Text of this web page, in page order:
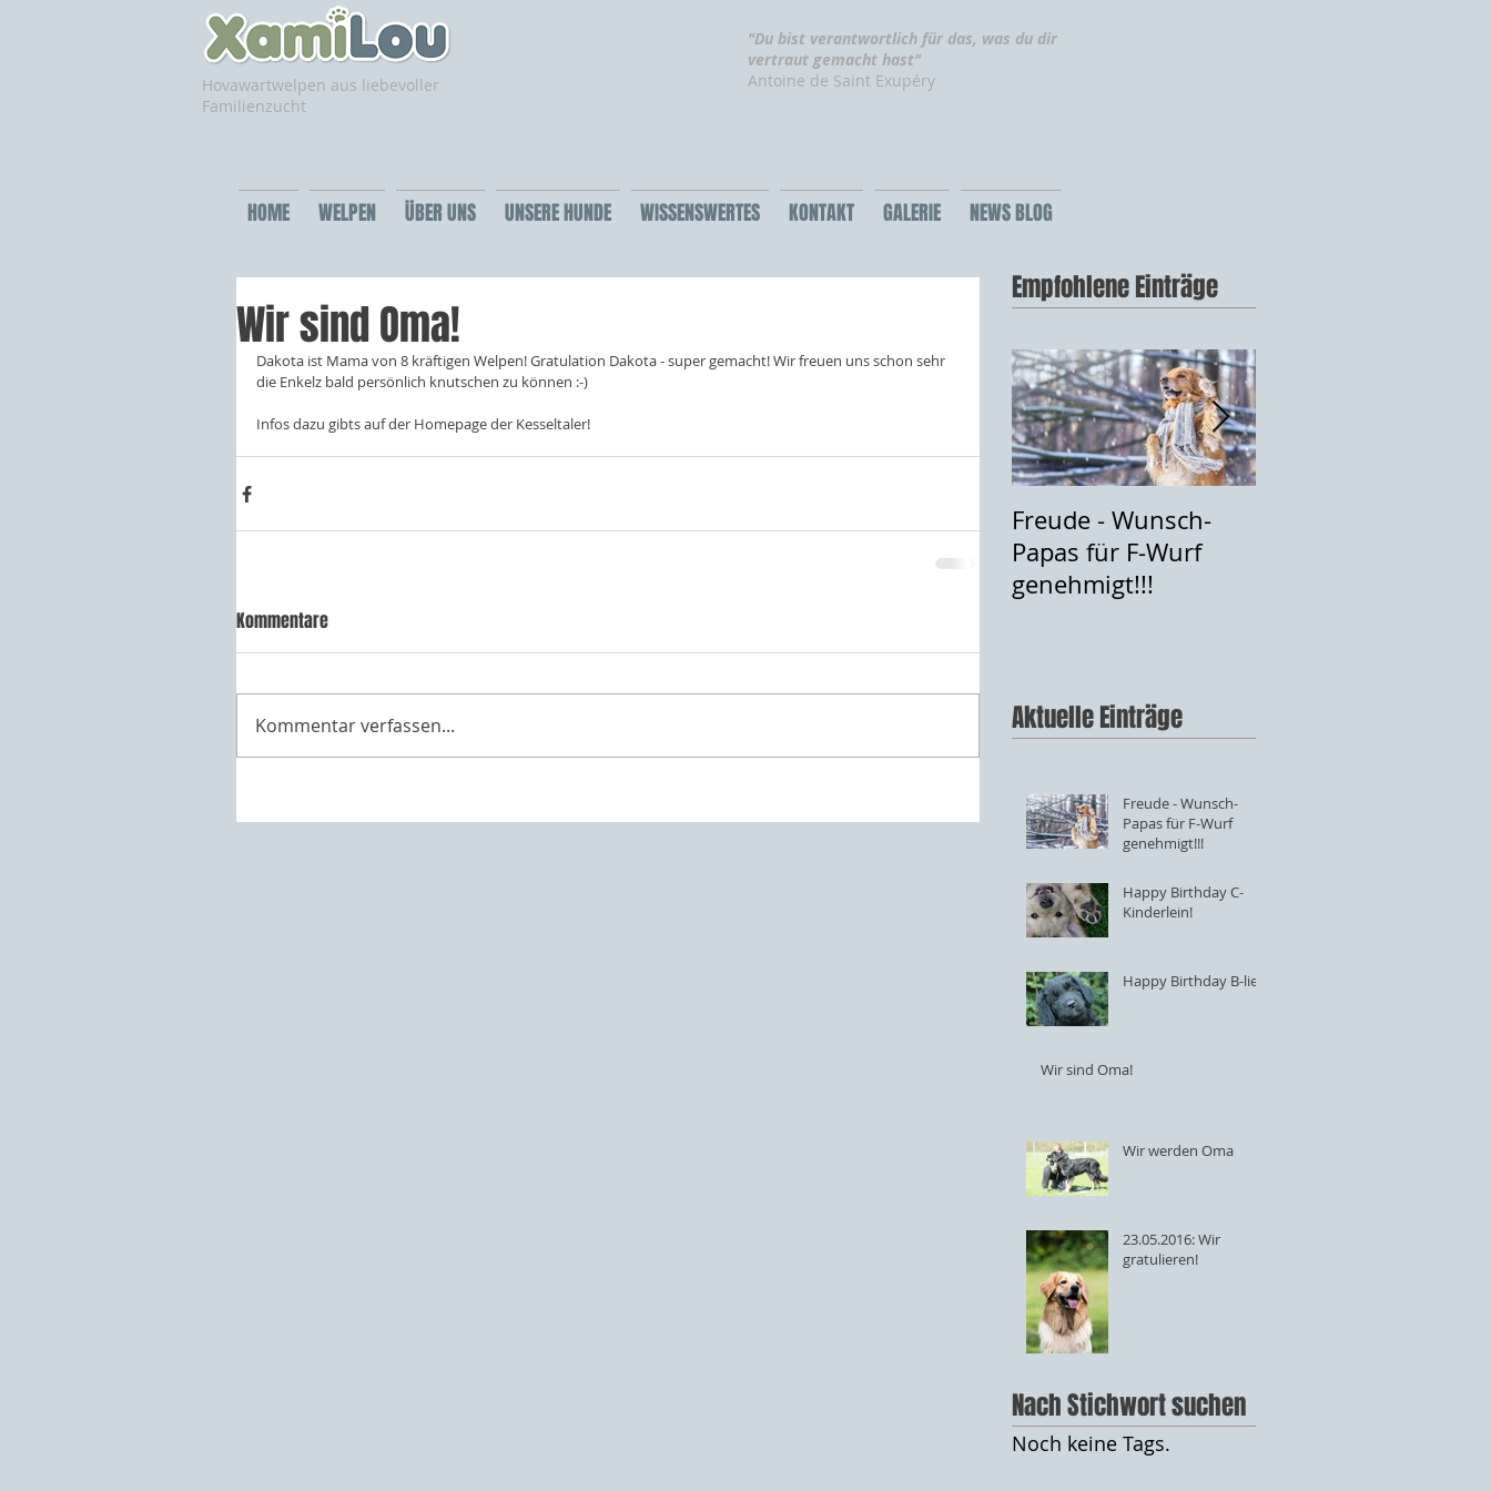
Hovawartwelpen aus liebevoller
Familienzucht
"Du bist verantwortlich für das, was du dir
vertraut gemacht hast"
Antoine de Saint Exupéry
HOME WELPEN ÜBER UNS UNSERE HUNDE WISSENSWERTES KONTAKT GALERIE NEWS BLOG
Wir sind Oma!
Dakota ist Mama von 8 kräftigen Welpen! Gratulation Dakota - super gemacht! Wir freuen uns schon sehr
die Enkelz bald persönlich knutschen zu können :-)
Infos dazu gibts auf der Homepage der Kesseltaler!
Kommentare
Kommentar verfassen...
Empfohlene Einträge
Freude - Wunsch-
Papas für F-Wurf
genehmigt!!!
Aktuelle Einträge
Freude - Wunsch-
Papas für F-Wurf
genehmigt!!!
Happy Birthday C-
Kinderlein!
Happy Birthday B-lies
Wir sind Oma!
Wir werden Oma
23.05.2016: Wir
gratulieren!
Nach Stichwort suchen
Noch keine Tags.